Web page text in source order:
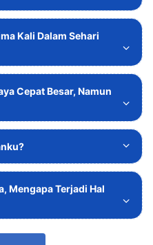
Kali Dalam Sehari
Cepat Besar, Namun
Mengapa Terjadi Hal